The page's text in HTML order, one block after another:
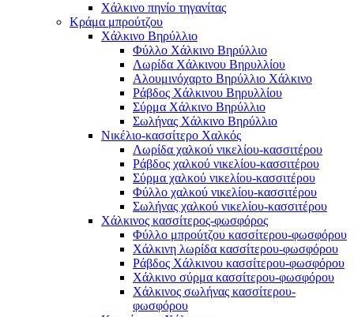
Χάλκινο πηνίο τηγανίτας
Κράμα μπρούτζου
Χάλκινο Βηρύλλιο
Φύλλο Χάλκινο Βηρύλλιο
Λωρίδα Χάλκινου Βηρυλλίου
Αλουμινόχαρτο Βηρύλλιο Χάλκινο
Ράβδος Χάλκινου Βηρυλλίου
Σύρμα Χάλκινο Βηρύλλιο
Σωλήνας Χάλκινο Βηρύλλιο
Νικέλιο-κασσίτερο Χαλκός
Λωρίδα χαλκού νικελίου-κασσιτέρου
Ράβδος χαλκού νικελίου-κασσιτέρου
Σύρμα χαλκού νικελίου-κασσιτέρου
Φύλλο χαλκού νικελίου-κασσιτέρου
Σωλήνας χαλκού νικελίου-κασσιτέρου
Χάλκινος κασσίτερος-φωσφόρος
Φύλλο μπρούτζου κασσίτερου-φωσφόρου
Χάλκινη λωρίδα κασσίτερου-φωσφόρου
Ράβδος Χάλκινου κασσίτερου-φωσφόρου
Χάλκινο σύρμα κασσίτερου-φωσφόρου
Χάλκινος σωλήνας κασσίτερου-
φωσφόρου